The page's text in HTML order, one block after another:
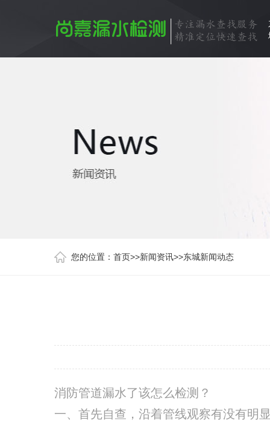
您的位置： 首页>>新闻资讯>>东城新闻动态
消防管道漏水了该怎么检测？
一、首先自查，沿着管线观察有没有明